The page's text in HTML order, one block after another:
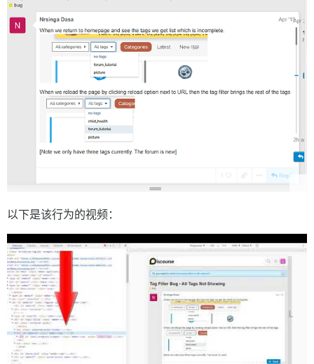
以下是该行为的视频：